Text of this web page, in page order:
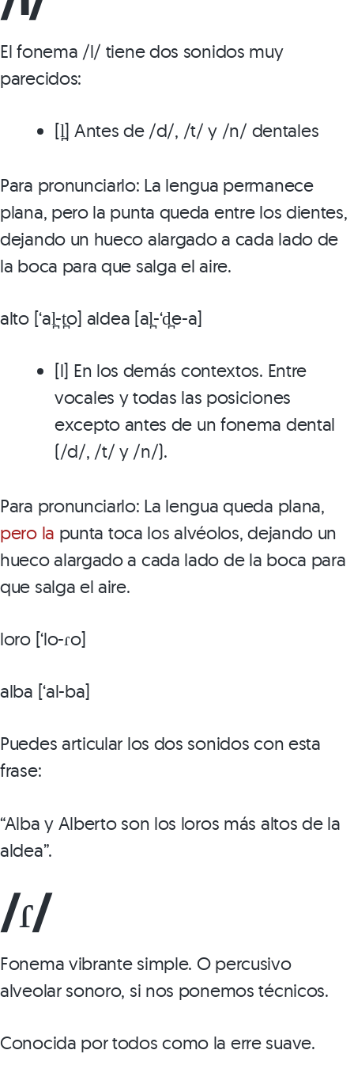
El fonema /l/ tiene dos sonidos muy
parecidos:
[l̪] Antes de /d/, /t/ y /n/ dentales
Para pronunciarlo: La lengua permanece
plana, pero la punta queda entre los dientes,
dejando un hueco alargado a cada lado de
la boca para que salga el aire.
alto [‘al̪-t̪o] aldea [al̪-‘d̪e-a]
[l] En los demás contextos. Entre
vocales y todas las posiciones
excepto antes de un fonema dental
(/d/, /t/ y /n/).
Para pronunciarlo: La lengua queda plana,
pero la punta toca los alvéolos, dejando un
hueco alargado a cada lado de la boca para
que salga el aire.
loro [‘lo-ɾo]
alba [‘al-ba]
Puedes articular los dos sonidos con esta
frase:
“Alba y Alberto son los loros más altos de la
aldea”.
/ɾ/
Fonema vibrante simple. O percusivo
alveolar sonoro, si nos ponemos técnicos.
Conocida por todos como la erre suave.